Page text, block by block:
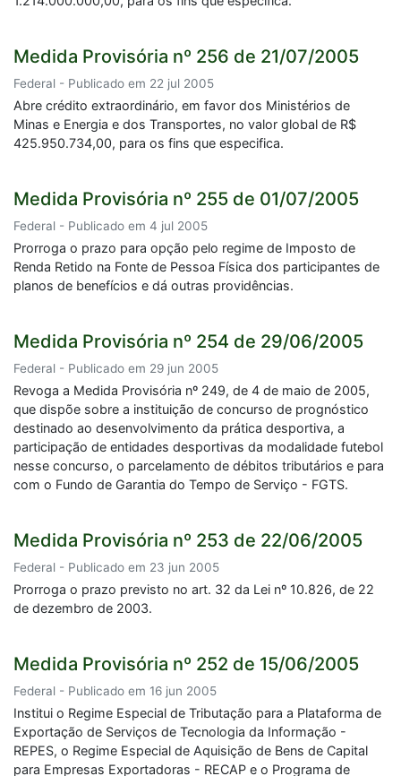
Medida Provisória nº 256 de 21/07/2005
Federal - Publicado em 22 jul 2005
Abre crédito extraordinário, em favor dos Ministérios de
Minas e Energia e dos Transportes, no valor global de R$
425.950.734,00, para os fins que especifica.
Medida Provisória nº 255 de 01/07/2005
Federal - Publicado em 4 jul 2005
Prorroga o prazo para opção pelo regime de Imposto de
Renda Retido na Fonte de Pessoa Física dos participantes de
planos de benefícios e dá outras providências.
Medida Provisória nº 254 de 29/06/2005
Federal - Publicado em 29 jun 2005
Revoga a Medida Provisória nº 249, de 4 de maio de 2005,
que dispõe sobre a instituição de concurso de prognóstico
destinado ao desenvolvimento da prática desportiva, a
participação de entidades desportivas da modalidade futebol
nesse concurso, o parcelamento de débitos tributários e para
com o Fundo de Garantia do Tempo de Serviço - FGTS.
Medida Provisória nº 253 de 22/06/2005
Federal - Publicado em 23 jun 2005
Prorroga o prazo previsto no art. 32 da Lei nº 10.826, de 22
de dezembro de 2003.
Medida Provisória nº 252 de 15/06/2005
Federal - Publicado em 16 jun 2005
Institui o Regime Especial de Tributação para a Plataforma de
Exportação de Serviços de Tecnologia da Informação -
REPES, o Regime Especial de Aquisição de Bens de Capital
para Empresas Exportadoras - RECAP e o Programa de